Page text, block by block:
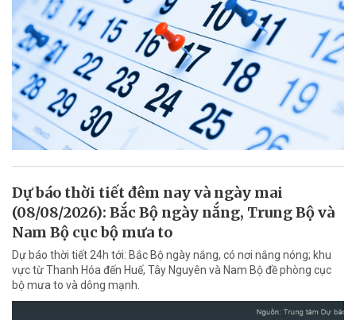
Dự báo thời tiết đêm nay và ngày mai
(08/08/2026): Bắc Bộ ngày nắng, Trung Bộ và
Nam Bộ cục bộ mưa to
Dự báo thời tiết 24h tới: Bắc Bộ ngày nắng, có nơi nắng nóng; khu
vực từ Thanh Hóa đến Huế, Tây Nguyên và Nam Bộ đề phòng cục
bộ mưa to và dông mạnh.